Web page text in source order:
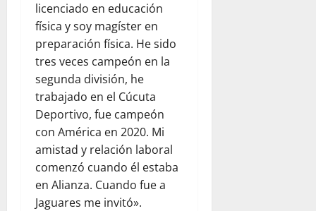
licenciado en educación
física y soy magíster en
preparación física. He sido
tres veces campeón en la
segunda división, he
trabajado en el Cúcuta
Deportivo, fue campeón
con América en 2020. Mi
amistad y relación laboral
comenzó cuando él estaba
en Alianza. Cuando fue a
Jaguares me invitó».